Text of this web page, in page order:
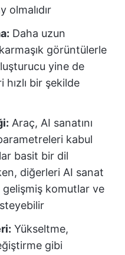
olmalıdır
Daha uzun
görüntülerle
yine de
bir şekilde
Araç, AI sanatını
kabul
basit bir dil
diğerleri AI sanat
gelişmiş komutlar ve
Yükseltme,
gibi